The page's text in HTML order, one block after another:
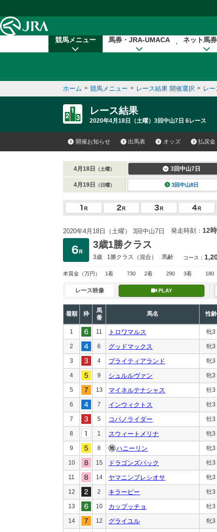
競馬メニュー 馬券・JRA-UMACA ネット馬
ホーム > 競馬メニュー > レース結果 開催選択 > レ
レース結果
2020年4月18日（土曜）3回中山7日 6レース
開催お知らせ 出馬表 オッズ 払戻金
4月18日 （土曜） 3回中山7日
4月19日 （日曜） 3回中山8日
2020年4月18日（土曜） 3回中山7日 発走時刻： 12
3歳1勝クラス
3歳 1勝クラス （混合） 馬齢 コース：
本賞金 （万円） 1着 730 2着 290 3着 180
レース映像 PLAY
着順 枠
馬
番
馬名 性齢
1 11 トロワマルス 牝3
2 6 グッドマックス 牝3
3 4 ブライティアランド 牝3
4 9 シュルルヴァン 牝3
5 13 マイネルテナシャス 牡3
6 7 インウィクトス 牡3
7 5 コパノライダー 牡3
8 1 スウィートメリナ 牝3
9 8 ハニーリン 牝3
10 15 ドラゴンズバック 牡3
11 14 ヤマニンプレシオサ 牝3
12 2 キラービー 牡3
13 10 カップッチョ 牡3
14 12 グライユル 牝3